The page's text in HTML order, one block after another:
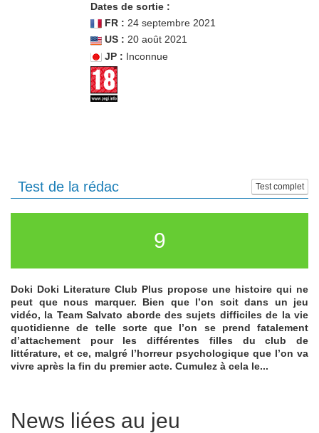
Dates de sortie :
FR : 24 septembre 2021
US : 20 août 2021
JP : Inconnue
Test complet
Test de la rédac
9
Doki Doki Literature Club Plus propose une histoire qui ne
peut que nous marquer. Bien que l’on soit dans un jeu
vidéo, la Team Salvato aborde des sujets difficiles de la vie
quotidienne de telle sorte que l’on se prend fatalement
d’attachement pour les différentes filles du club de
littérature, et ce, malgré l’horreur psychologique que l’on va
vivre après la fin du premier acte. Cumulez à cela le...
News liées au jeu